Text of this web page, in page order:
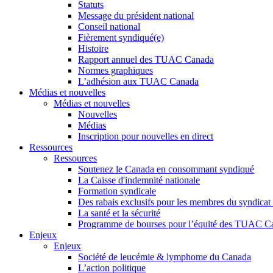
Statuts
Message du président national
Conseil national
Fièrement syndiqué(e)
Histoire
Rapport annuel des TUAC Canada
Normes graphiques
L’adhésion aux TUAC Canada
Médias et nouvelles
Médias et nouvelles
Nouvelles
Médias
Inscription pour nouvelles en direct
Ressources
Ressources
Soutenez le Canada en consommant syndiqué
La Caisse d'indemnité nationale
Formation syndicale
Des rabais exclusifs pour les membres du
La santé et la sécurité
Programme de bourses pour l’équité des TUAC
Enjeux
Enjeux
Société de leucémie & lymphome du Canada
L’action politique